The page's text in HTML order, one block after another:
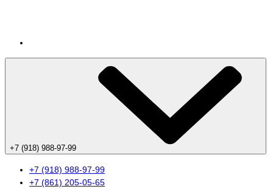
+7 (918) 988-97-99
+7 (918) 988-97-99
+7 (861) 205-05-65